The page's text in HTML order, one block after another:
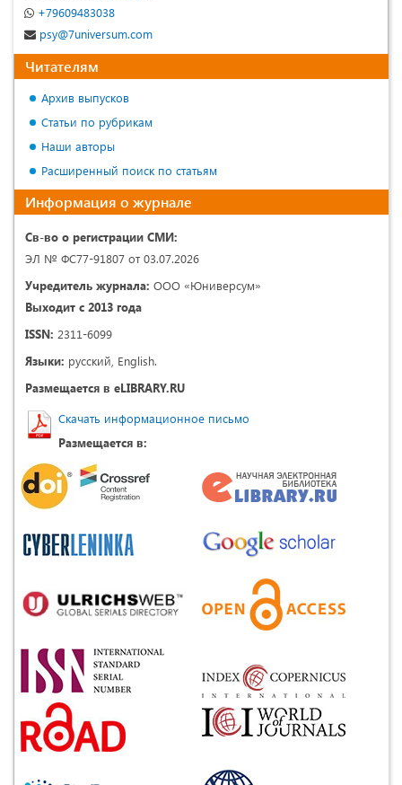
+79609483038
psy@7universum.com
Читателям
Архив выпусков
Статьи по рубрикам
Наши авторы
Расширенный поиск по статьям
Информация о журнале
Св-во о регистрации СМИ:
ЭЛ № ФС77-91807 от 03.07.2026
Учредитель журнала: ООО «Юниверсум»
Выходит с 2013 года
ISSN: 2311-6099
Языки: русский, English.
Размещается в eLIBRARY.RU
Скачать информационное письмо
Размещается в: